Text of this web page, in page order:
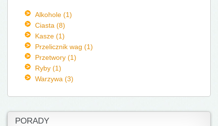
Alkohole (1)
Ciasta (8)
Kasze (1)
Przelicznik wag (1)
Przetwory (1)
Ryby (1)
Warzywa (3)
PORADY